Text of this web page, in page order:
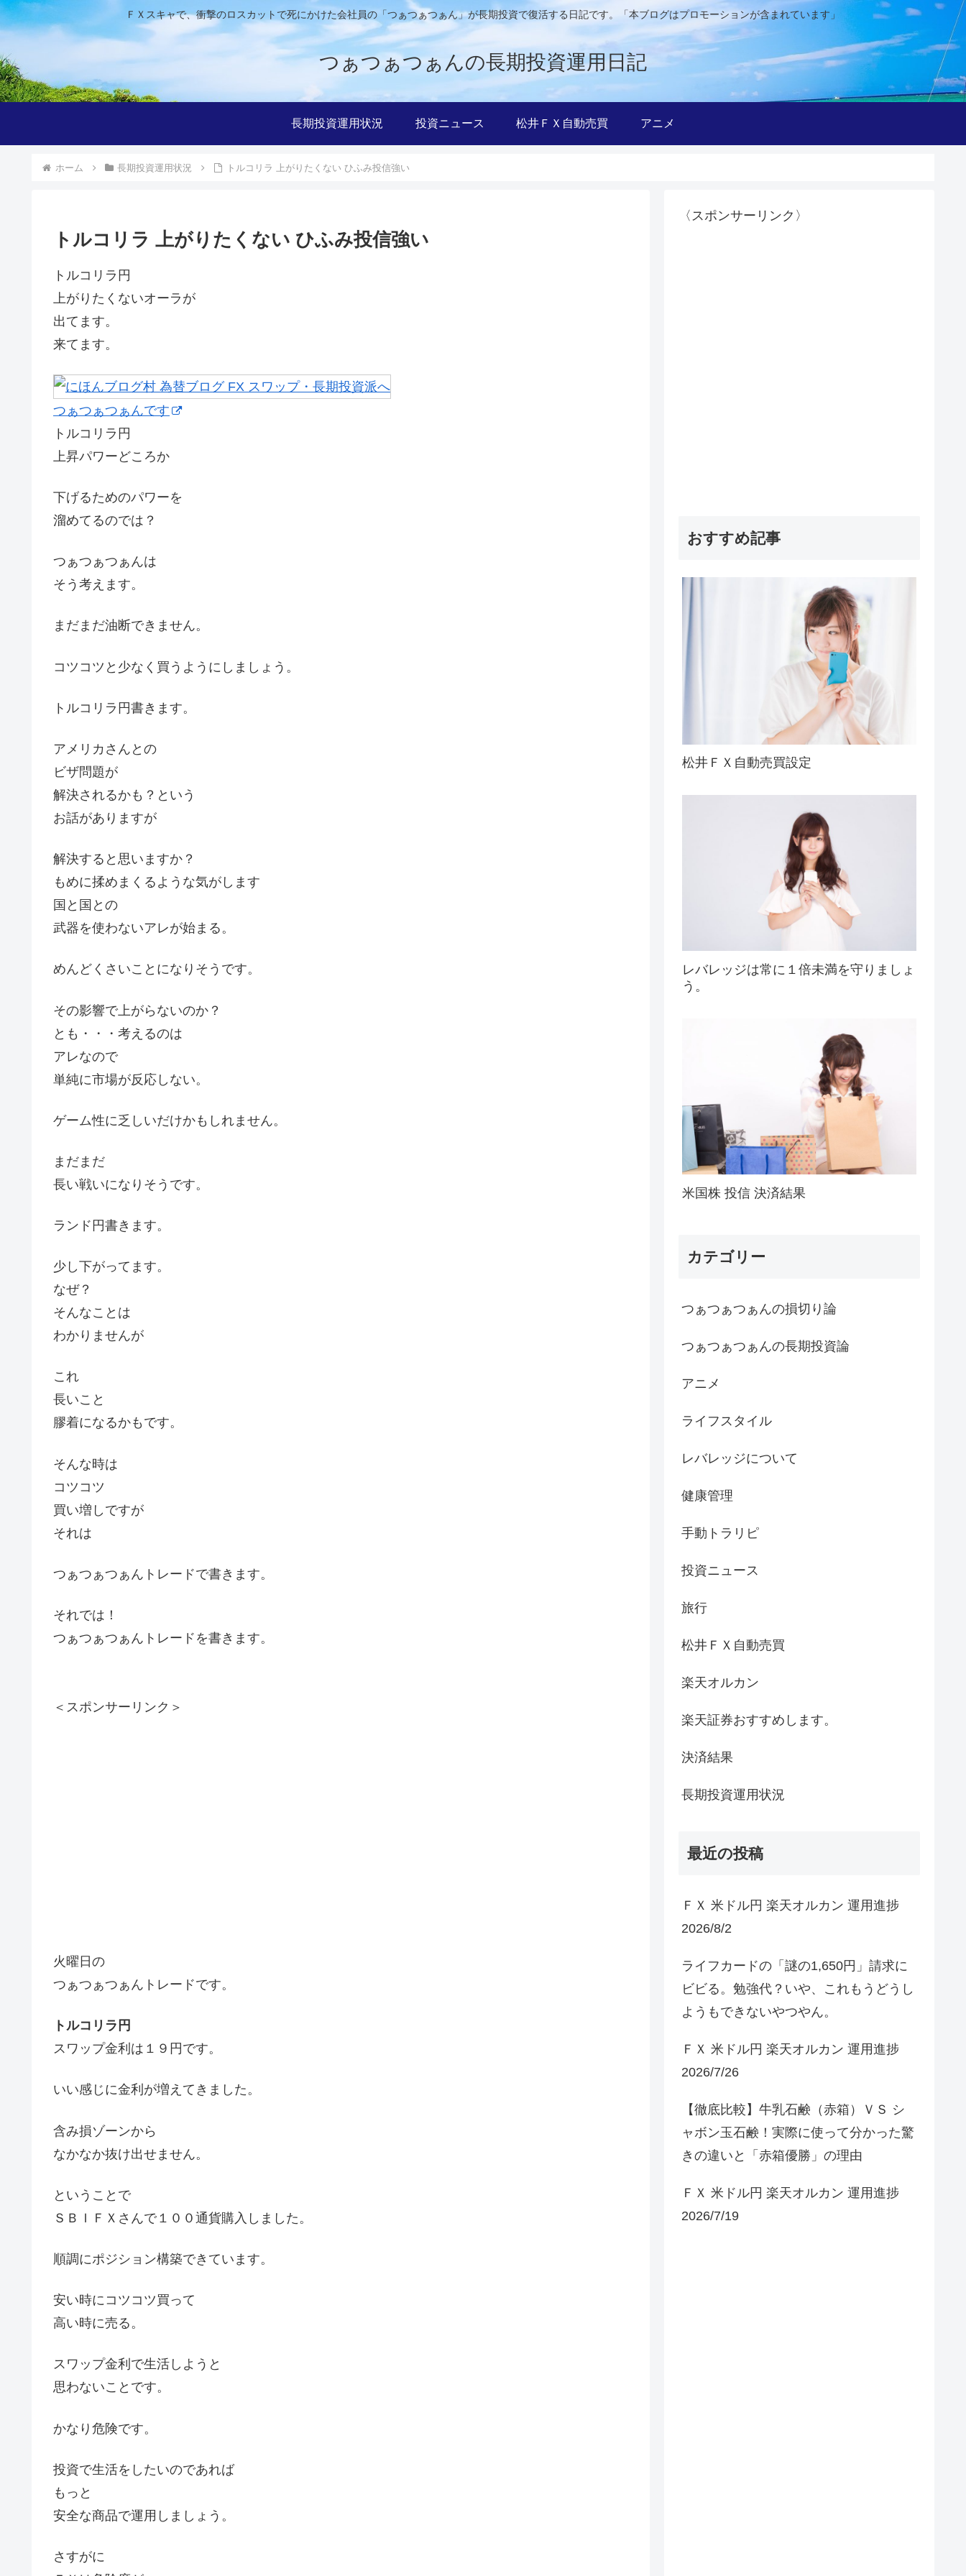
ＦＸスキャで、衝撃のロスカットで死にかけた会社員の「つぁつぁつぁん」が長期投資で復活する日記です。「本ブログはプロモーションが含まれています」
つぁつぁつぁんの長期投資運用日記
長期投資運用状況 投資ニュース 松井ＦＸ自動売買 アニメ
ホーム 長期投資運用状況 トルコリラ 上がりたくない ひふみ投信強い
トルコリラ 上がりたくない ひふみ投信強い
トルコリラ円
上がりたくないオーラが
出てます。
来てます。
つぁつぁつぁんです
トルコリラ円
上昇パワーどころか
下げるためのパワーを
溜めてるのでは？
つぁつぁつぁんは
そう考えます。
まだまだ油断できません。
コツコツと少なく買うようにしましょう。
トルコリラ円書きます。
アメリカさんとの
ビザ問題が
解決されるかも？という
お話がありますが
解決すると思いますか？
もめに揉めまくるような気がします
国と国との
武器を使わないアレが始まる。
めんどくさいことになりそうです。
その影響で上がらないのか？
とも・・・考えるのは
アレなので
単純に市場が反応しない。
ゲーム性に乏しいだけかもしれません。
まだまだ
長い戦いになりそうです。
ランド円書きます。
少し下がってます。
なぜ？
そんなことは
わかりませんが
これ
長いこと
膠着になるかもです。
そんな時は
コツコツ
買い増しですが
それは
つぁつぁつぁんトレードで書きます。
それでは！
つぁつぁつぁんトレードを書きます。
＜スポンサーリンク＞
火曜日の
つぁつぁつぁんトレードです。
トルコリラ円
スワップ金利は１９円です。
いい感じに金利が増えてきました。
含み損ゾーンから
なかなか抜け出せません。
ということで
ＳＢＩＦＸさんで１００通貨購入しました。
順調にポジション構築できています。
安い時にコツコツ買って
高い時に売る。
スワップ金利で生活しようと
思わないことです。
かなり危険です。
投資で生活をしたいのであれば
もっと
安全な商品で運用しましょう。
さすがに
〈スポンサーリンク〉
おすすめ記事
松井ＦＸ自動売買設定
レバレッジは常に１倍未満を守りましょ
う。
米国株 投信 決済結果
カテゴリー
つぁつぁつぁんの損切り論
つぁつぁつぁんの長期投資論
アニメ
ライフスタイル
レバレッジについて
健康管理
手動トラリピ
投資ニュース
旅行
松井ＦＸ自動売買
楽天オルカン
楽天証券おすすめします。
決済結果
長期投資運用状況
最近の投稿
ＦＸ 米ドル円 楽天オルカン 運用進捗
2026/8/2
ライフカードの「謎の1,650円」請求に
ビビる。勉強代？いや、これもうどうし
ようもできないやつやん。
ＦＸ 米ドル円 楽天オルカン 運用進捗
2026/7/26
【徹底比較】牛乳石鹸（赤箱）ＶＳ シ
ャボン玉石鹸！実際に使って分かった驚
きの違いと「赤箱優勝」の理由
ＦＸ 米ドル円 楽天オルカン 運用進捗
2026/7/19